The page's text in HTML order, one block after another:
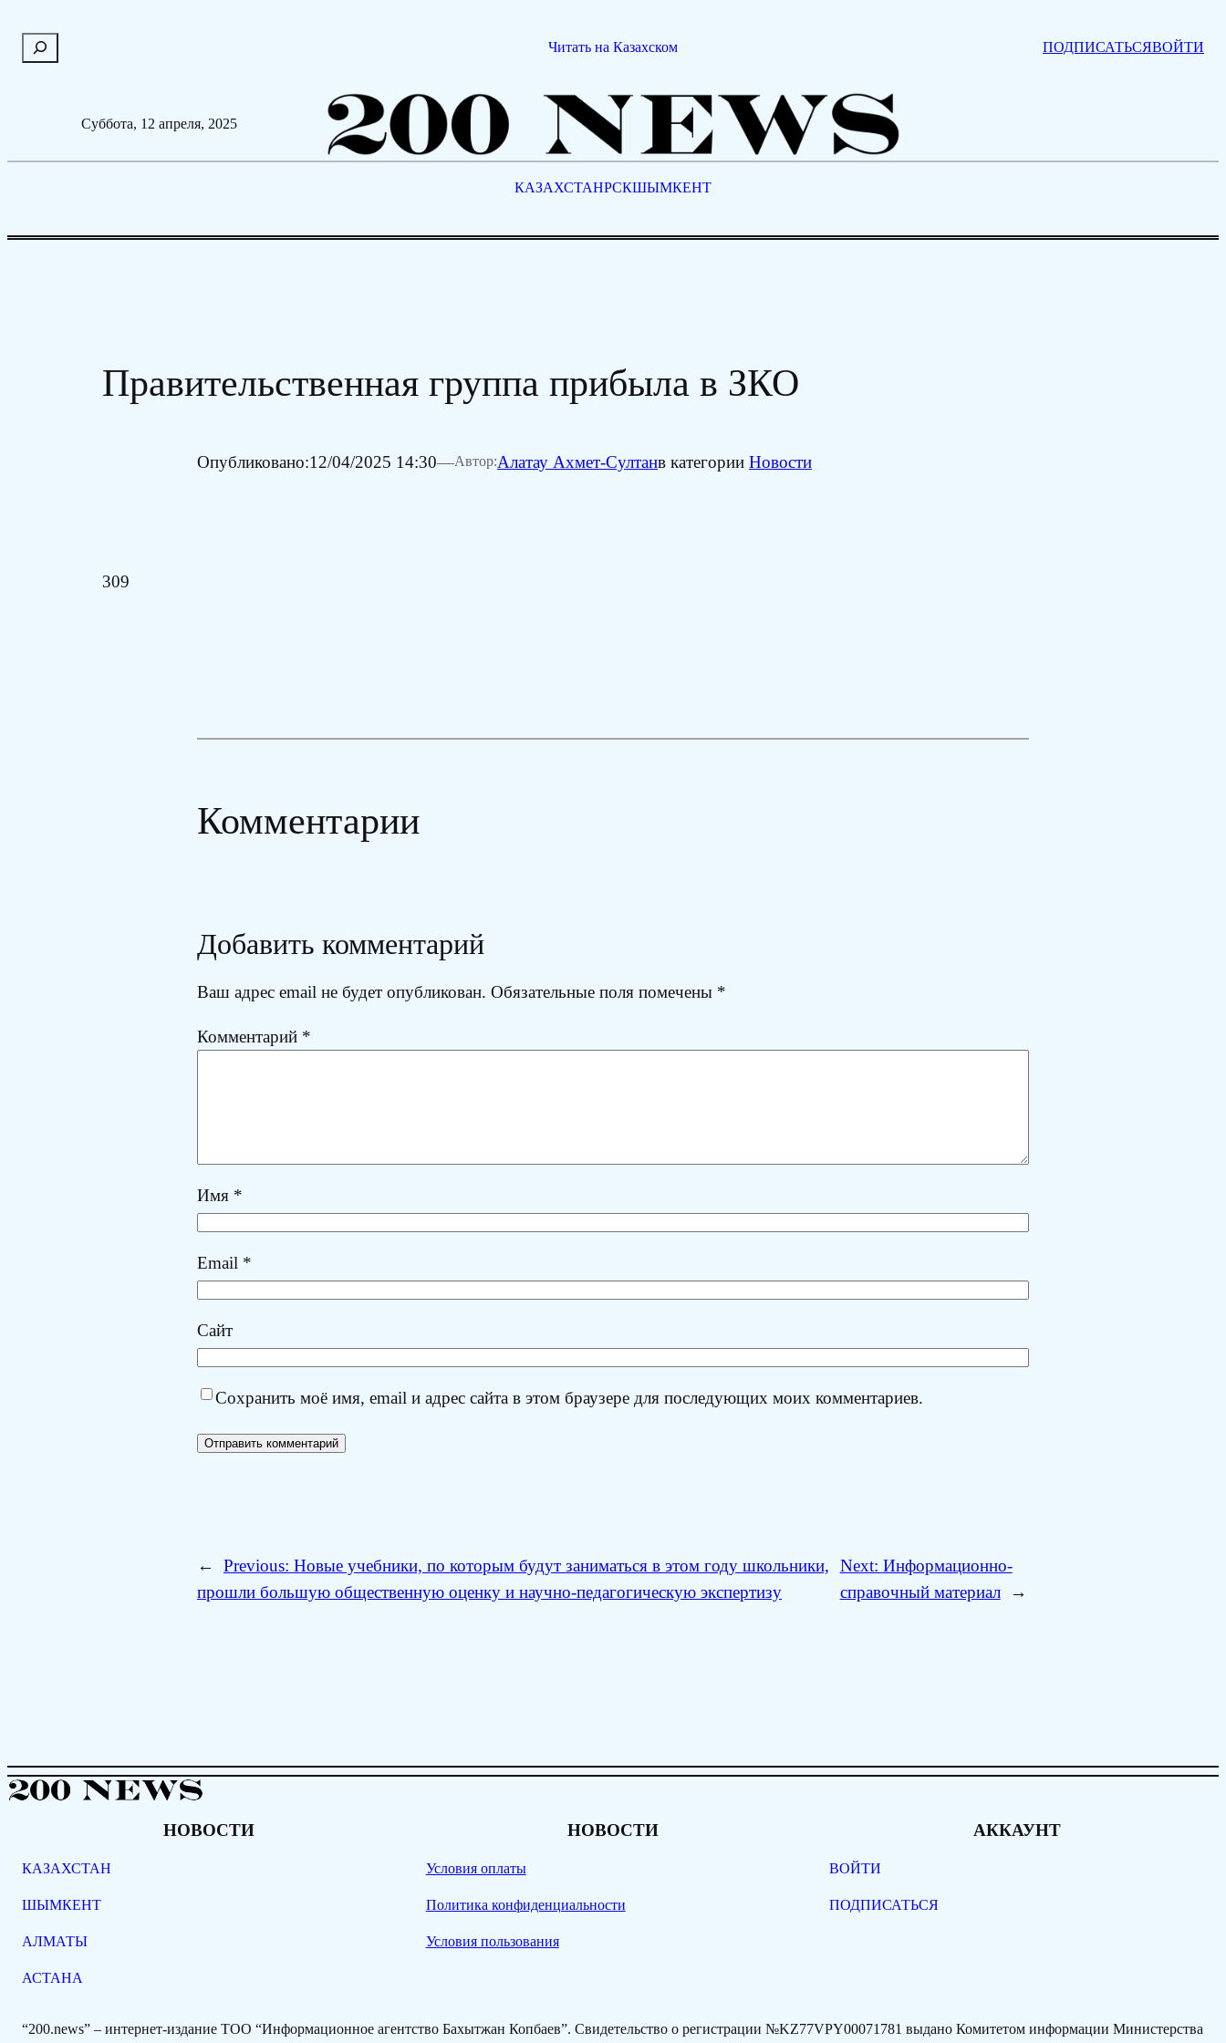
о
Читать на Казахском ПОДПИСАТЬСЯВОЙТИ
Суббота, 12 апреля, 2025
КАЗАХСТАНРСКШЫМКЕНТ
Правительственная группа прибыла в ЗКО
Опубликовано:12/04/2025 14:30—Автор:Алатау Ахмет-Султанв категории Новости
309
Комментарии
Добавить комментарий
Ваш адрес email не будет опубликован. Обязательные поля помечены *
Комментарий *
Имя *
Email *
Сайт
Сохранить моё имя, email и адрес сайта в этом браузере для последующих моих комментариев.
← Previous: Новые учебники, по которым будут заниматься в этом году школьники,
прошли большую общественную оценку и научно-педагогическую экспертизу
Next: Информационно-
справочный материал
→
НОВОСТИ
КАЗАХСТАН
ШЫМКЕНТ
АЛМАТЫ
АСТАНА
НОВОСТИ
Условия оплаты
Политика конфиденциальности
Условия пользования
АККАУНТ
ВОЙТИ
ПОДПИСАТЬСЯ
“200.news” – интернет-издание ТОО “Информационное агентство Бахытжан Копбаев”. Свидетельство о регистрации №KZ77VPY00071781 выдано Комитетом информации Министерства